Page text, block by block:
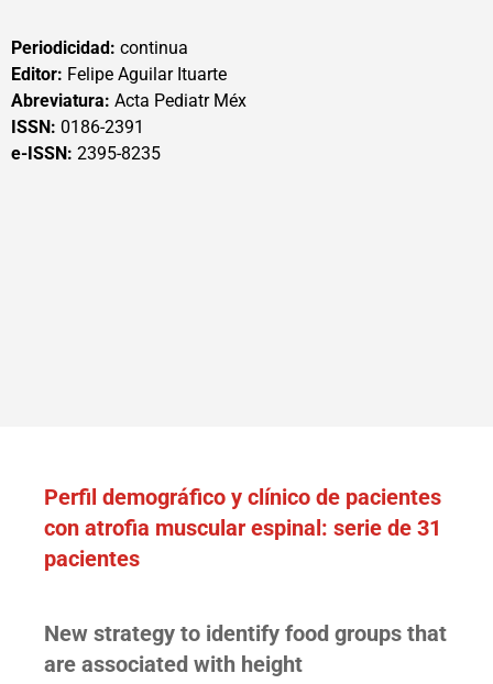
Periodicidad: continua
Editor: Felipe Aguilar Ituarte
Abreviatura: Acta Pediatr Méx
ISSN: 0186-2391
e-ISSN: 2395-8235
Perfil demográfico y clínico de pacientes
con atrofia muscular espinal: serie de 31
pacientes
New strategy to identify food groups that
are associated with height